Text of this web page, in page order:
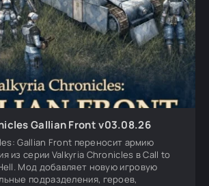
Gallian Front v03.08.26
Gallian Front переносит армию
из серии Valkyria Chronicles в Call to
Мод добавляет новую игровую
подразделения, героев,